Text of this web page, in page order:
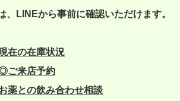
、LINEから事前に確認いただけます。
在の在庫状況
ご来店予約
薬との飲み合わせ相談